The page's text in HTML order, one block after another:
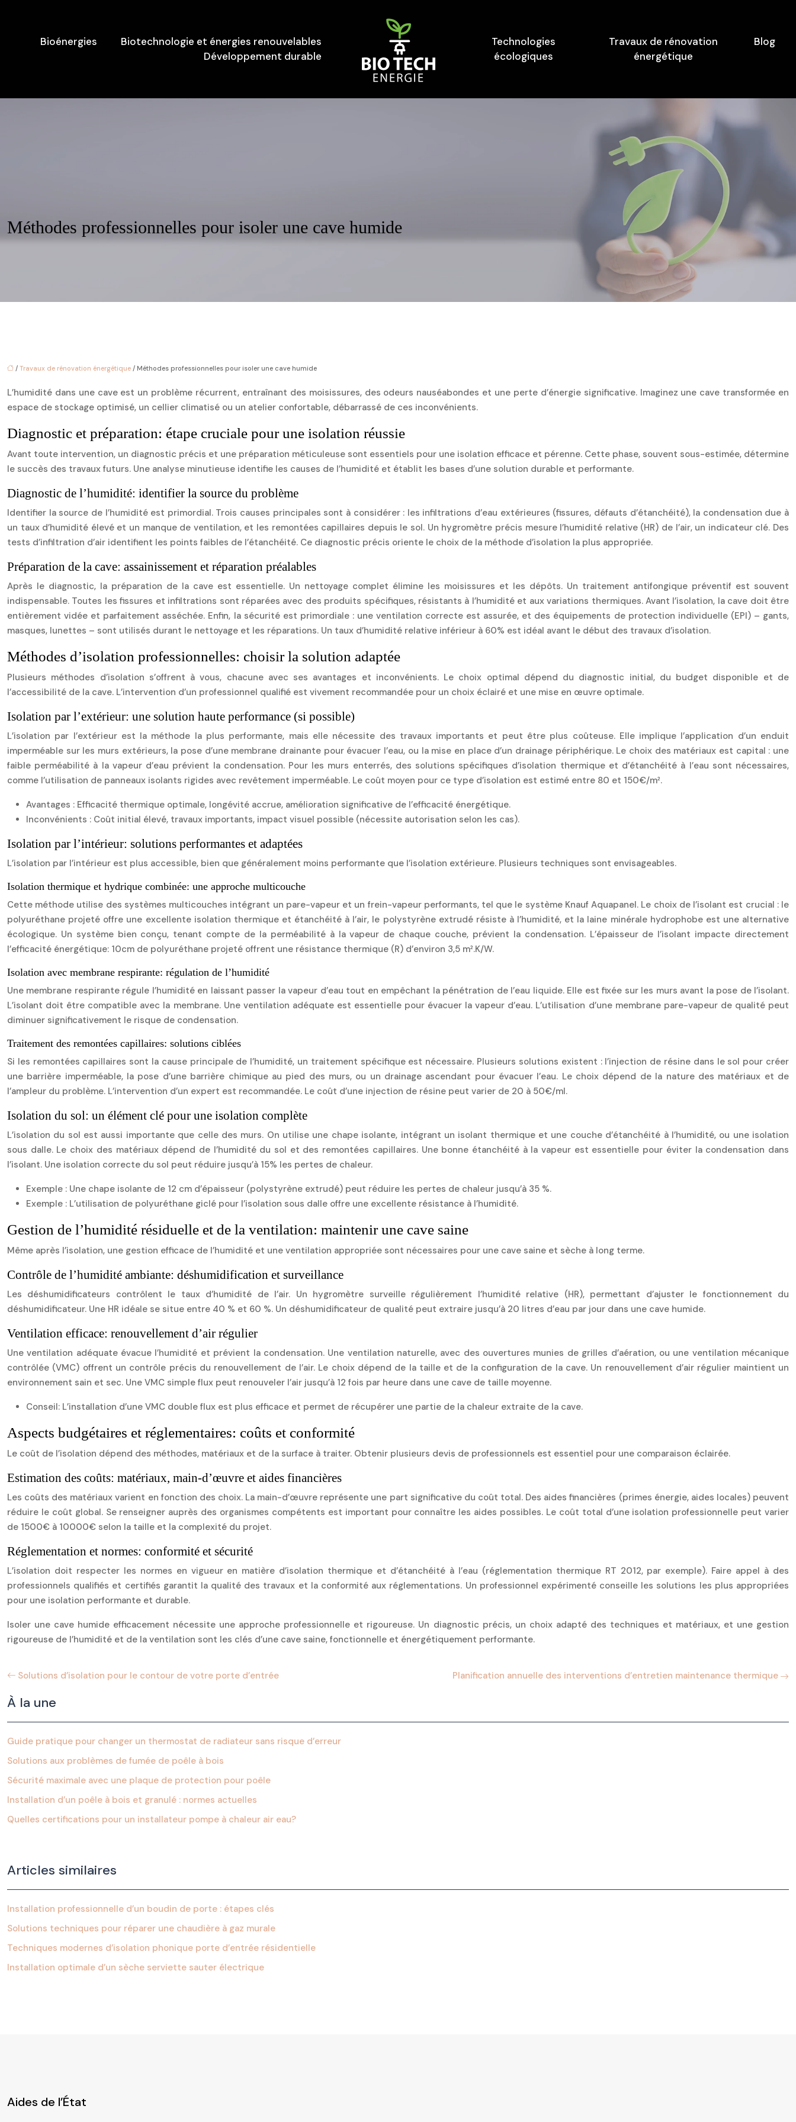
Biotechnologie et énergies renouvelables
Bioénergies
Développement durable
Technologies
écologiques
Travaux de rénovation
énergétique
Blog
Méthodes professionnelles pour isoler une cave humide
/ Travaux de rénovation énergétique / Méthodes professionnelles pour isoler une cave humide
L’humidité dans une cave est un problème récurrent, entraînant des moisissures, des odeurs nauséabondes et une perte d’énergie significative. Imaginez une cave transformée en
espace de stockage optimisé, un cellier climatisé ou un atelier confortable, débarrassé de ces inconvénients.
Diagnostic et préparation: étape cruciale pour une isolation réussie
Avant toute intervention, un diagnostic précis et une préparation méticuleuse sont essentiels pour une isolation efficace et pérenne. Cette phase, souvent sous-estimée, détermine
le succès des travaux futurs. Une analyse minutieuse identifie les causes de l’humidité et établit les bases d’une solution durable et performante.
Diagnostic de l’humidité: identifier la source du problème
Identifier la source de l’humidité est primordial. Trois causes principales sont à considérer : les infiltrations d’eau extérieures (fissures, défauts d’étanchéité), la condensation due à
un taux d’humidité élevé et un manque de ventilation, et les remontées capillaires depuis le sol. Un hygromètre précis mesure l’humidité relative (HR) de l’air, un indicateur clé. Des
tests d’infiltration d’air identifient les points faibles de l’étanchéité. Ce diagnostic précis oriente le choix de la méthode d’isolation la plus appropriée.
Préparation de la cave: assainissement et réparation préalables
Après le diagnostic, la préparation de la cave est essentielle. Un nettoyage complet élimine les moisissures et les dépôts. Un traitement antifongique préventif est souvent
indispensable. Toutes les fissures et infiltrations sont réparées avec des produits spécifiques, résistants à l’humidité et aux variations thermiques. Avant l’isolation, la cave doit être
entièrement vidée et parfaitement asséchée. Enfin, la sécurité est primordiale : une ventilation correcte est assurée, et des équipements de protection individuelle (EPI) – gants,
masques, lunettes – sont utilisés durant le nettoyage et les réparations. Un taux d’humidité relative inférieur à 60% est idéal avant le début des travaux d’isolation.
Méthodes d’isolation professionnelles: choisir la solution adaptée
Plusieurs méthodes d’isolation s’offrent à vous, chacune avec ses avantages et inconvénients. Le choix optimal dépend du diagnostic initial, du budget disponible et de
l’accessibilité de la cave. L’intervention d’un professionnel qualifié est vivement recommandée pour un choix éclairé et une mise en œuvre optimale.
Isolation par l’extérieur: une solution haute performance (si possible)
L’isolation par l’extérieur est la méthode la plus performante, mais elle nécessite des travaux importants et peut être plus coûteuse. Elle implique l’application d’un enduit
imperméable sur les murs extérieurs, la pose d’une membrane drainante pour évacuer l’eau, ou la mise en place d’un drainage périphérique. Le choix des matériaux est capital : une
faible perméabilité à la vapeur d’eau prévient la condensation. Pour les murs enterrés, des solutions spécifiques d’isolation thermique et d’étanchéité à l’eau sont nécessaires,
comme l’utilisation de panneaux isolants rigides avec revêtement imperméable. Le coût moyen pour ce type d’isolation est estimé entre 80 et 150€/m².
Avantages : Efficacité thermique optimale, longévité accrue, amélioration significative de l’efficacité énergétique.
Inconvénients : Coût initial élevé, travaux importants, impact visuel possible (nécessite autorisation selon les cas).
Isolation par l’intérieur: solutions performantes et adaptées
L’isolation par l’intérieur est plus accessible, bien que généralement moins performante que l’isolation extérieure. Plusieurs techniques sont envisageables.
Isolation thermique et hydrique combinée: une approche multicouche
Cette méthode utilise des systèmes multicouches intégrant un pare-vapeur et un frein-vapeur performants, tel que le système Knauf Aquapanel. Le choix de l’isolant est crucial : le
polyuréthane projeté offre une excellente isolation thermique et étanchéité à l’air, le polystyrène extrudé résiste à l’humidité, et la laine minérale hydrophobe est une alternative
écologique. Un système bien conçu, tenant compte de la perméabilité à la vapeur de chaque couche, prévient la condensation. L’épaisseur de l’isolant impacte directement
l’efficacité énergétique: 10cm de polyuréthane projeté offrent une résistance thermique (R) d’environ 3,5 m².K/W.
Isolation avec membrane respirante: régulation de l’humidité
Une membrane respirante régule l’humidité en laissant passer la vapeur d’eau tout en empêchant la pénétration de l’eau liquide. Elle est fixée sur les murs avant la pose de l’isolant.
L’isolant doit être compatible avec la membrane. Une ventilation adéquate est essentielle pour évacuer la vapeur d’eau. L’utilisation d’une membrane pare-vapeur de qualité peut
diminuer significativement le risque de condensation.
Traitement des remontées capillaires: solutions ciblées
Si les remontées capillaires sont la cause principale de l’humidité, un traitement spécifique est nécessaire. Plusieurs solutions existent : l’injection de résine dans le sol pour créer
une barrière imperméable, la pose d’une barrière chimique au pied des murs, ou un drainage ascendant pour évacuer l’eau. Le choix dépend de la nature des matériaux et de
l’ampleur du problème. L’intervention d’un expert est recommandée. Le coût d’une injection de résine peut varier de 20 à 50€/ml.
Isolation du sol: un élément clé pour une isolation complète
L’isolation du sol est aussi importante que celle des murs. On utilise une chape isolante, intégrant un isolant thermique et une couche d’étanchéité à l’humidité, ou une isolation
sous dalle. Le choix des matériaux dépend de l’humidité du sol et des remontées capillaires. Une bonne étanchéité à la vapeur est essentielle pour éviter la condensation dans
l’isolant. Une isolation correcte du sol peut réduire jusqu’à 15% les pertes de chaleur.
Exemple : Une chape isolante de 12 cm d’épaisseur (polystyrène extrudé) peut réduire les pertes de chaleur jusqu’à 35 %.
Exemple : L’utilisation de polyuréthane giclé pour l’isolation sous dalle offre une excellente résistance à l’humidité.
Gestion de l’humidité résiduelle et de la ventilation: maintenir une cave saine
Même après l’isolation, une gestion efficace de l’humidité et une ventilation appropriée sont nécessaires pour une cave saine et sèche à long terme.
Contrôle de l’humidité ambiante: déshumidification et surveillance
Les déshumidificateurs contrôlent le taux d’humidité de l’air. Un hygromètre surveille régulièrement l’humidité relative (HR), permettant d’ajuster le fonctionnement du
déshumidificateur. Une HR idéale se situe entre 40 % et 60 %. Un déshumidificateur de qualité peut extraire jusqu’à 20 litres d’eau par jour dans une cave humide.
Ventilation efficace: renouvellement d’air régulier
Une ventilation adéquate évacue l’humidité et prévient la condensation. Une ventilation naturelle, avec des ouvertures munies de grilles d’aération, ou une ventilation mécanique
contrôlée (VMC) offrent un contrôle précis du renouvellement de l’air. Le choix dépend de la taille et de la configuration de la cave. Un renouvellement d’air régulier maintient un
environnement sain et sec. Une VMC simple flux peut renouveler l’air jusqu’à 12 fois par heure dans une cave de taille moyenne.
Conseil: L’installation d’une VMC double flux est plus efficace et permet de récupérer une partie de la chaleur extraite de la cave.
Aspects budgétaires et réglementaires: coûts et conformité
Le coût de l’isolation dépend des méthodes, matériaux et de la surface à traiter. Obtenir plusieurs devis de professionnels est essentiel pour une comparaison éclairée.
Estimation des coûts: matériaux, main-d’œuvre et aides financières
Les coûts des matériaux varient en fonction des choix. La main-d’œuvre représente une part significative du coût total. Des aides financières (primes énergie, aides locales) peuvent
réduire le coût global. Se renseigner auprès des organismes compétents est important pour connaître les aides possibles. Le coût total d’une isolation professionnelle peut varier
de 1500€ à 10000€ selon la taille et la complexité du projet.
Réglementation et normes: conformité et sécurité
L’isolation doit respecter les normes en vigueur en matière d’isolation thermique et d’étanchéité à l’eau (réglementation thermique RT 2012, par exemple). Faire appel à des
professionnels qualifiés et certifiés garantit la qualité des travaux et la conformité aux réglementations. Un professionnel expérimenté conseille les solutions les plus appropriées
pour une isolation performante et durable.
Isoler une cave humide efficacement nécessite une approche professionnelle et rigoureuse. Un diagnostic précis, un choix adapté des techniques et matériaux, et une gestion
rigoureuse de l’humidité et de la ventilation sont les clés d’une cave saine, fonctionnelle et énergétiquement performante.
Solutions d’isolation pour le contour de votre porte d’entrée Planification annuelle des interventions d’entretien maintenance thermique
À la une
Guide pratique pour changer un thermostat de radiateur sans risque d’erreur
Solutions aux problèmes de fumée de poêle à bois
Sécurité maximale avec une plaque de protection pour poêle
Installation d’un poêle à bois et granulé : normes actuelles
Quelles certifications pour un installateur pompe à chaleur air eau?
Articles similaires
Installation professionnelle d’un boudin de porte : étapes clés
Solutions techniques pour réparer une chaudière à gaz murale
Techniques modernes d’isolation phonique porte d’entrée résidentielle
Installation optimale d’un sèche serviette sauter électrique
Aides de l’État